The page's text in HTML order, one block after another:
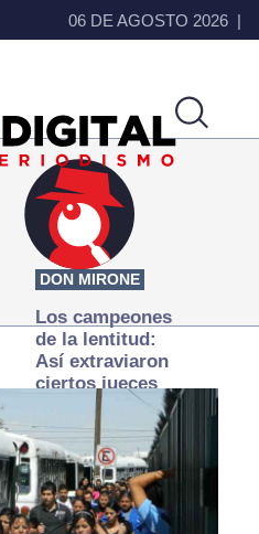
06 DE AGOSTO 2026
DON MIRONE
Los campeones
de la lentitud:
Así extraviaron
ciertos jueces
la justicia
expedita